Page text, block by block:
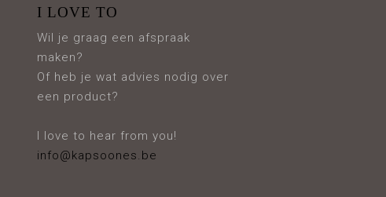
I LOVE TO
Wil je graag een afspraak
maken?
Of heb je wat advies nodig over
een product?
I love to hear from you!
info@kapsoones.be